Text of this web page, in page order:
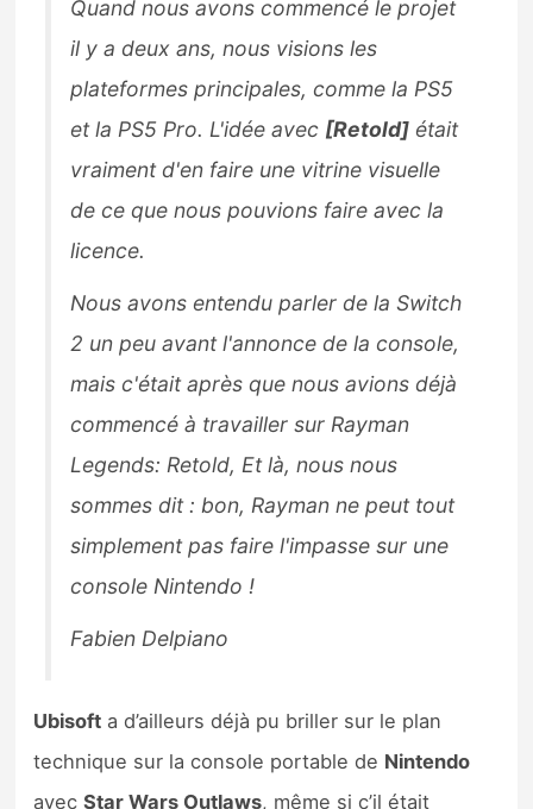
Quand nous avons commencé le projet
il y a deux ans, nous visions les
plateformes principales, comme la PS5
et la PS5 Pro. L'idée avec [Retold] était
vraiment d'en faire une vitrine visuelle
de ce que nous pouvions faire avec la
licence.
Nous avons entendu parler de la Switch
2 un peu avant l'annonce de la console,
mais c'était après que nous avions déjà
commencé à travailler surRayman
Legends: Retold, Et là, nous nous
sommes dit : bon, Rayman ne peut tout
simplement pas faire l'impasse sur une
console Nintendo !
Fabien Delpiano
Ubisoft a d’ailleurs déjà pu briller sur le plan
technique sur la console portable de Nintendo
avecStar Wars Outlaws, même si c’il était